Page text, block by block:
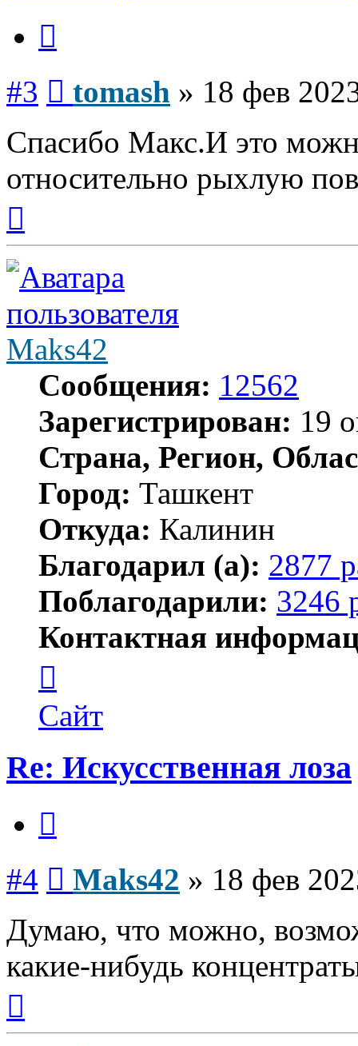
#3 tomash » 18 фев
Спасибо Макс.И это
относительно рыхлую
началу
Maks42
Сообщения: 12562
Зарегистрирован: 19
Страна, Регион,
Город: Ташкент
Откуда: Калинин
Благодарил (а): 2877
Поблагодарили: 3246
Контактная
пользователя
Maks42
Сайт
Re: Искусственная лоза
#4 Maks42 » 18 фев
Думаю, что можно,
какие-нибудь
началу